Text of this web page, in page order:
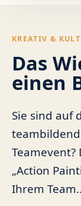
KREATIV &
Das
einen
Sie sind auf
„Action
Ihrem